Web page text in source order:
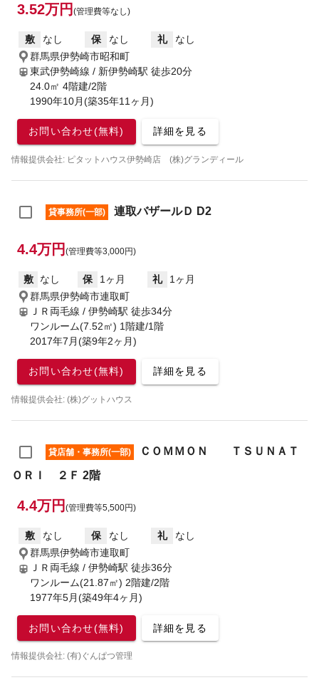
3.52万円 (管理費等なし)
敷 なし 保 なし 礼
なし
群馬県伊勢崎市昭和町
東武伊勢崎線 / 新伊勢崎駅 徒歩20分
24.0㎡ 4階建/2階
1990年10月(築35年11ヶ月)
お問い合わせ(無料) 詳細を見る
情報提供会社: ピタットハウス伊勢崎店 (株)グランディール
貸事務所(一部) 連取バザールＤ D2
4.4万円 (管理費等3,000円)
敷 なし 保 1ヶ月 礼
1ヶ月
群馬県伊勢崎市連取町
ＪＲ両毛線 / 伊勢崎駅 徒歩34分
ワンルーム(7.52㎡) 1階建/1階
2017年7月(築9年2ヶ月)
お問い合わせ(無料) 詳細を見る
情報提供会社: (株)グットハウス
貸店舗・事務所(一部)
ＣＯＭＭＯＮ ＴＳＵＮＡＴ
ＯＲＩ ２Ｆ 2階
4.4万円 (管理費等5,500円)
敷 なし 保 なし 礼
なし
群馬県伊勢崎市連取町
ＪＲ両毛線 / 伊勢崎駅 徒歩36分
ワンルーム(21.87㎡) 2階建/2階
1977年5月(築49年4ヶ月)
お問い合わせ(無料) 詳細を見る
情報提供会社: (有)ぐんぱつ管理